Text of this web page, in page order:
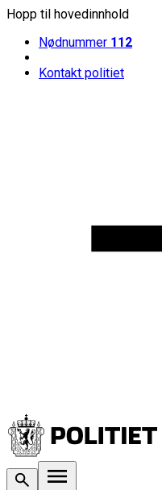
Hopp til hovedinnhold
Nødnummer 112
Kontakt politiet